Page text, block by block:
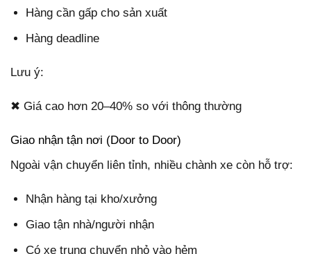
Hàng cần gấp cho sản xuất
Hàng deadline
Lưu ý:
✖ Giá cao hơn 20–40% so với thông thường
Giao nhận tận nơi (Door to Door)
Ngoài vận chuyển liên tỉnh, nhiều chành xe còn hỗ trợ:
Nhận hàng tại kho/xưởng
Giao tận nhà/người nhận
Có xe trung chuyển nhỏ vào hẻm